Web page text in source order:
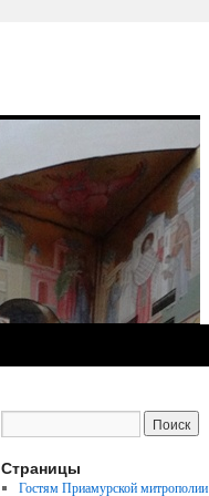
Страницы
Гостям Приамурской митрополии